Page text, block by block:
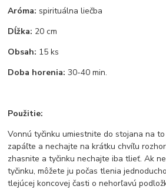
Aróma: spirituálna liečba
Dĺžka: 20 cm
Obsah: 15 ks
Doba horenia: 30-40 min.
Použitie:
Vonnú tyčinku umiestnite do stojana na
zapáľte a nechajte na krátku chvíľu
zhasnite a tyčinku nechajte iba tlieť. Ak
tyčinku, môžete ju počas tlenia
tlejúcej koncovej časti o nehorľavú